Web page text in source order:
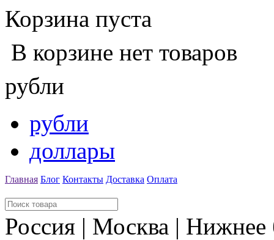
Корзина пуста
В корзине нет товаров
рубли
рубли
доллары
Главная Блог Контакты Доставка Оплата
Россия | Москва |